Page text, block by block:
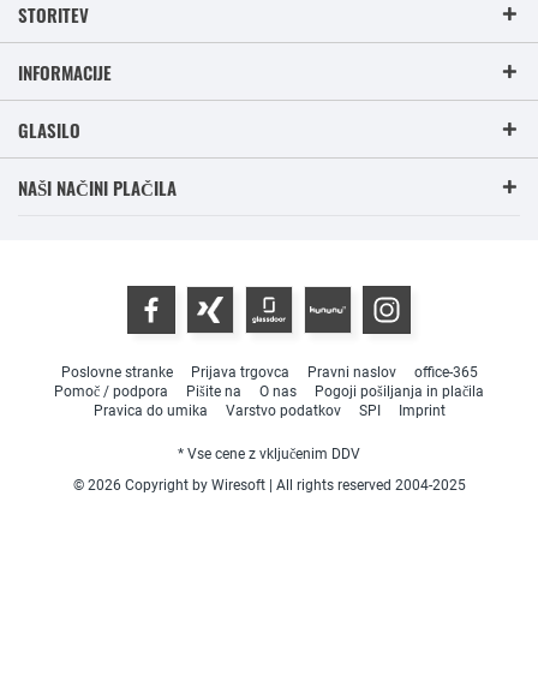
STORITEV
INFORMACIJE
GLASILO
NAŠI NAČINI PLAČILA
Poslovne stranke Prijava trgovca Pravni naslov
office-365
Pomoč / podpora
Pišite na O nas
Pogoji pošiljanja in plačila
Pravica do umika
Varstvo podatkov SPI Imprint
* Vse cene z vključenim DDV
© 2026 Copyright by Wiresoft | All rights reserved 2004-2025